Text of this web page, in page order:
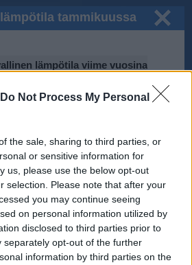
Do Not Process My Personal
the sale, sharing to third parties, or
or sensitive information for
us, please use the below opt-out
selection. Please note that after your
you may continue seeing
on personal information utilized by
disclosed to third parties prior to
separately opt-out of the further
information by third parties on the
tammikuussa
lämpötila viime vuosina
2017
2016
2015
2014
2013